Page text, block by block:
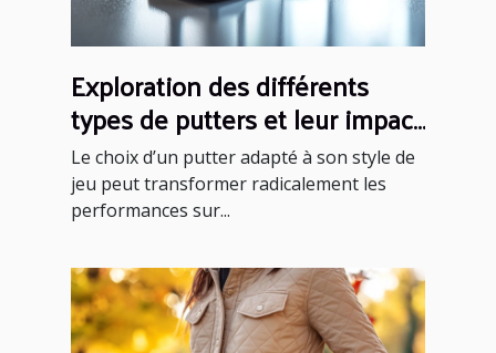
Exploration des différents
types de putters et leur impact
sur votre performance
Le choix d’un putter adapté à son style de
jeu peut transformer radicalement les
performances sur...